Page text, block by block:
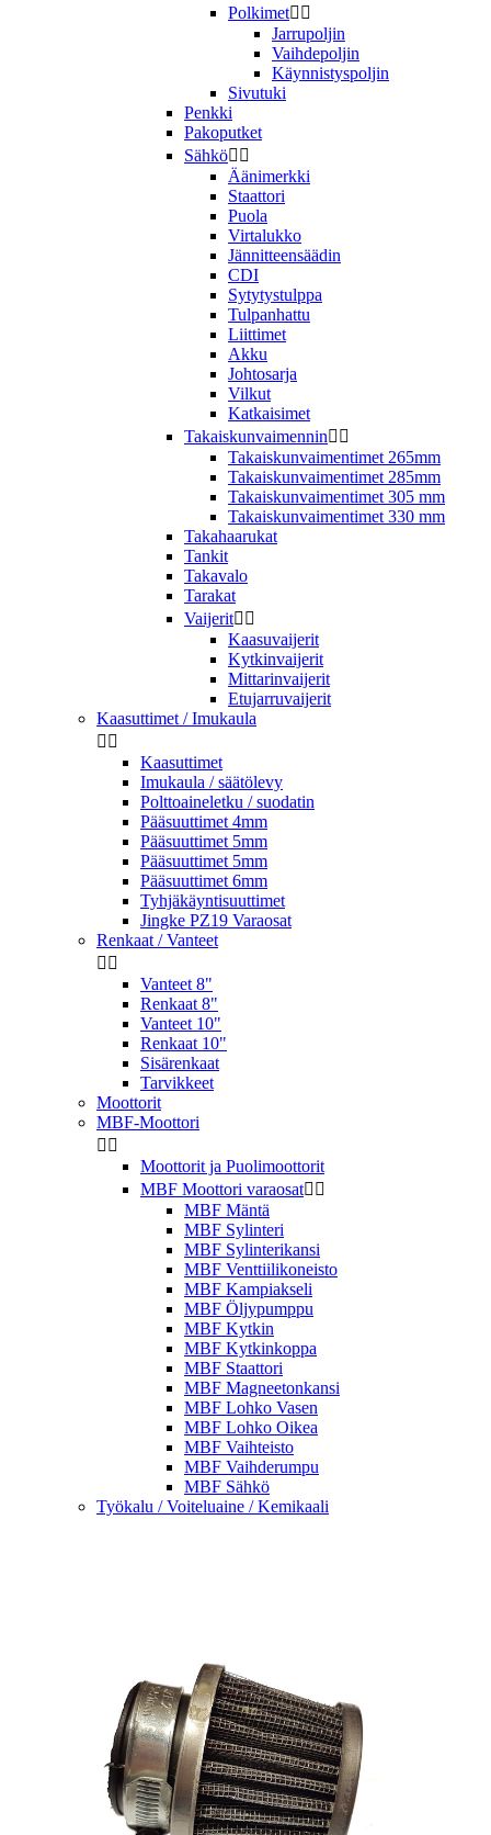
Polkimet 
Jarrupoljin
Vaihdepoljin
Käynnistyspoljin
Sivutuki
Penkki
Pakoputket
Sähkö 
Äänimerkki
Staattori
Puola
Virtalukko
Jännitteensäädin
CDI
Sytytystulppa
Tulpanhattu
Liittimet
Akku
Johtosarja
Vilkut
Katkaisimet
Takaiskunvaimennin 
Takaiskunvaimentimet 265mm
Takaiskunvaimentimet 285mm
Takaiskunvaimentimet 305 mm
Takaiskunvaimentimet 330 mm
Takahaarukat
Tankit
Takavalo
Tarakat
Vaijerit 
Kaasuvaijerit
Kytkinvaijerit
Mittarinvaijerit
Etujarruvaijerit
Kaasuttimet / Imukaula
 
Kaasuttimet
Imukaula / säätölevy
Polttoaineletku / suodatin
Pääsuuttimet 4mm
Pääsuuttimet 5mm
Pääsuuttimet 5mm
Pääsuuttimet 6mm
Tyhjäkäyntisuuttimet
Jingke PZ19 Varaosat
Renkaat / Vanteet
 
Vanteet 8"
Renkaat 8"
Vanteet 10"
Renkaat 10"
Sisärenkaat
Tarvikkeet
Moottorit
MBF-Moottori
 
Moottorit ja Puolimoottorit
MBF Moottori varaosat 
MBF Mäntä
MBF Sylinteri
MBF Sylinterikansi
MBF Venttiilikoneisto
MBF Kampiakseli
MBF Öljypumppu
MBF Kytkin
MBF Kytkinkoppa
MBF Staattori
MBF Magneetonkansi
MBF Lohko Vasen
MBF Lohko Oikea
MBF Vaihteisto
MBF Vaihderumpu
MBF Sähkö
Työkalu / Voiteluaine / Kemikaali